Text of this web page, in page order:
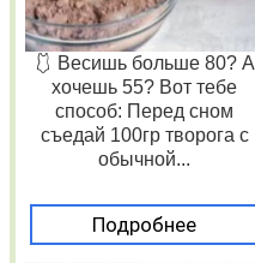
🩱 Весишь больше 80? А
хочешь 55? Вот тебе
способ: Перед сном
съедай 100гр творога с
обычной...
Подробнее